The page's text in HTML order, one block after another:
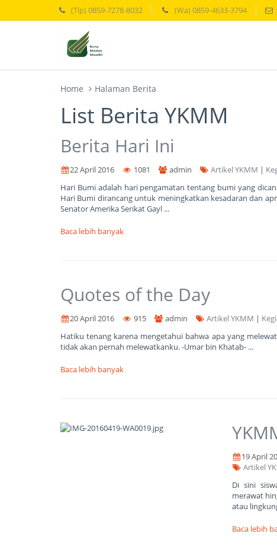
(Tlp) 0859-7278-8032 (Wa) 0859-4633-3794
Home Halaman Berita
List Berita YKMM
Berita Hari Ini
22 April 2016 1081 admin Artikel YKMM |
Hari Bumi adalah hari pengamatan tentang bumi yang
Hari Bumi dirancang untuk meningkatkan kesadaran dan
Senator Amerika Serikat Gayl ...
Baca lebih banyak
Quotes of the Day
20 April 2016 915 admin Artikel YKMM |
Hatiku tenang karena mengetahui bahwa apa yang
tidak akan pernah melewatkanku. -Umar bin Khatab- ...
Baca lebih banyak
19 April
Artikel
Di sini
merawat
atau
Baca lebih